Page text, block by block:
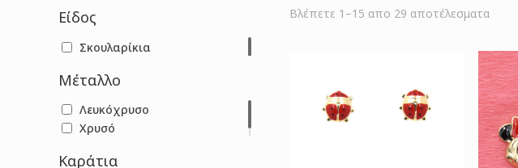
Βλέπετε 1–15 απο 29 αποτέλεσματαSorted
Είδος
Σκουλαρίκια
Μέταλλο
Λευκόχρυσο
Χρυσό
Καράτια